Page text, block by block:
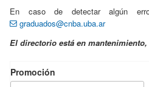
En caso de detectar algún
graduados@cnba.uba.ar
El directorio está en
Promoción